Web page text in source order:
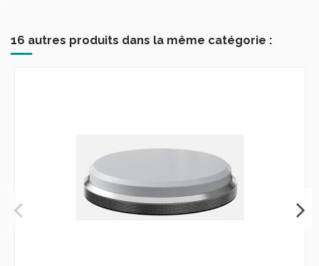
16 autres produits dans la même catégorie :